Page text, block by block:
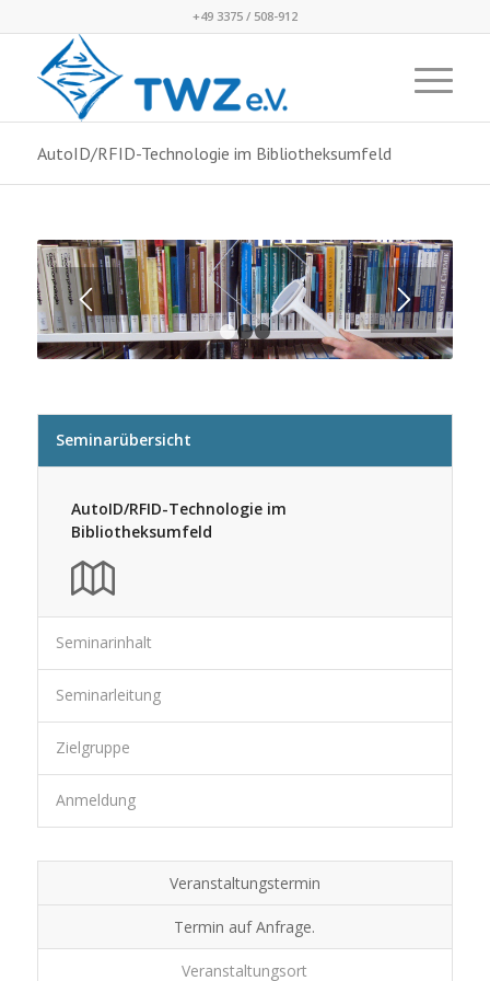
+49 3375 / 508-912
AutoID/RFID-Technologie im Bibliotheksumfeld
1 2 3
Seminarübersicht
AutoID/RFID-Technologie im
Bibliotheksumfeld
Seminarinhalt
Seminarleitung
Zielgruppe
Anmeldung
Veranstaltungstermin
Termin auf Anfrage.
Veranstaltungsort